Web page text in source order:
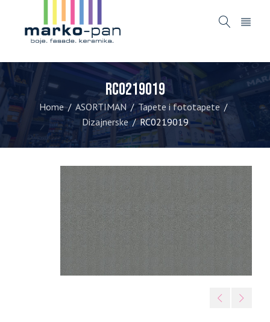
RC0219019
Home / ASORTIMAN / Tapete i fototapete /
Dizajnerske / RC0219019